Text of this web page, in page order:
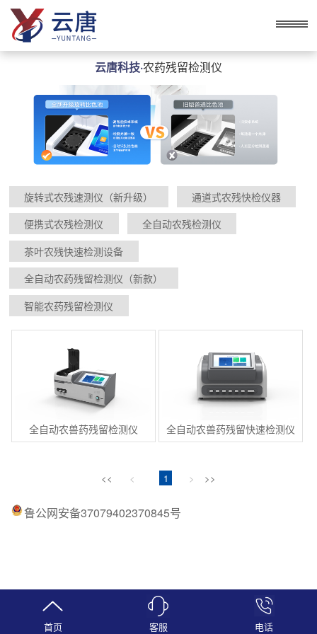
云唐科技·农药残留检测仪
旋转式农残速测仪（新升级）
通道式农残快检仪器
便携式农残检测仪
全自动农残检测仪
茶叶农残快速检测设备
全自动农药残留检测仪（新款）
智能农药残留检测仪
全自动农兽药残留检测仪 全自动农兽药残留快速检测仪
<< < 1 > >>
鲁公网安备37079402370845号
首页 客服 电话